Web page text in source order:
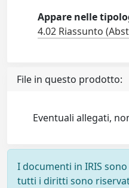
Appare nelle
4.02 Riassunto
File in questo prodotto:
Eventuali allegati,
I documenti in IRIS
tutti i diritti sono